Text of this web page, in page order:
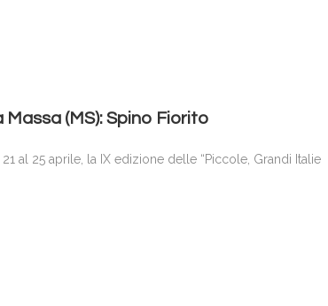
Massa (MS): Spino Fiorito
al 25 aprile, la IX edizione delle “Piccole, Grandi Italie